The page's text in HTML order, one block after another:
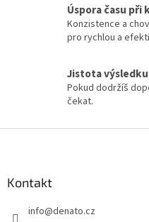
Úspora času při
Konzistence a
pro rychlou a
Jistota
Pokud dodržíš
čekat.
Kontakt
info@denato.cz